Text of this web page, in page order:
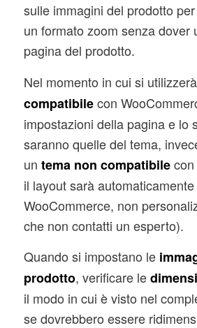
sulle immagini del prodotto
un formato zoom senza dover
pagina del prodotto.
Nel momento in cui si
compatibilecon
impostazioni della pagina e lo
saranno quelle del tema,
un tema non compatibilecon
il layout sarà
WooCommerce, non
che non contatti un esperto).
Quando si impostano le
prodotto, verificare le
il modo in cui è visto nel
se dovrebbero essere